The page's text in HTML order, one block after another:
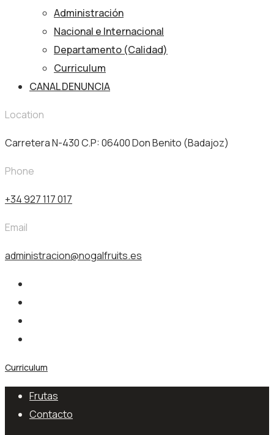
Administración
Nacional e Internacional
Departamento (Calidad)
Curriculum
CANAL DENUNCIA
Location
Carretera N-430 C.P: 06400 Don Benito (Badajoz)
Phone
+34 927 117 017
Email
administracion@nogalfruits.es
Curriculum
Frutas
Contacto